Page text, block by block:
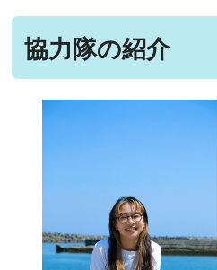
協力隊の紹介